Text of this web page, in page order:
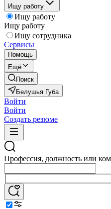
Ищу работу
Ищу работу
Ищу работу
Ищу сотрудника
Сервисы
Помощь
Ещё
Поиск
Белушья Губа
Войти
Войти
Создать резюме
Профессия, должность или